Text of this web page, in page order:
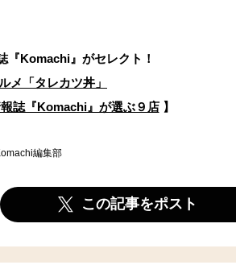
『Komachi』がセレクト！
メ「タレカツ丼」
誌『Komachi』が選ぶ９店】
編集部
この記事をポスト